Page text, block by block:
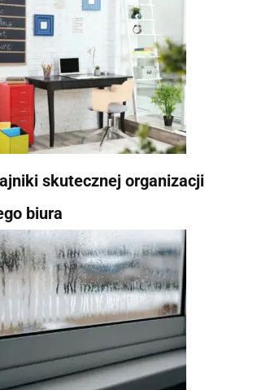
skutecznej organizacji
biura